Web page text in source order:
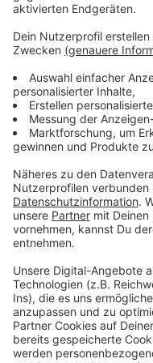
Anzeige
Das ist der
Anzeige
Wir öffnen mit euch
haben wir euch
organisiert. Atze
Atzeventskalnder
(be)sinnlich und mit
Viel Spaß.
Anzeige